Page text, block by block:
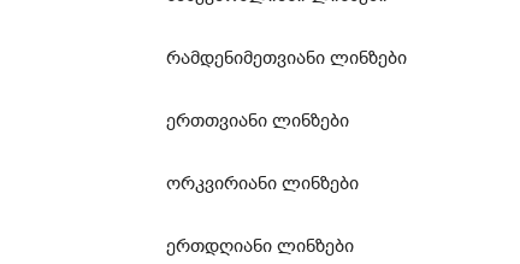
რამდენიმეთვიანი ლინზები
ერთთვიანი ლინზები
ორკვირიანი ლინზები
ერთდღიანი ლინზები